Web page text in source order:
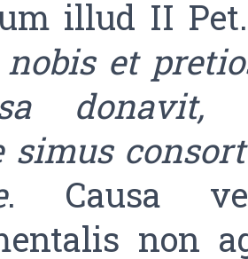
illud II
et
donavit,
simus
. Causa
non